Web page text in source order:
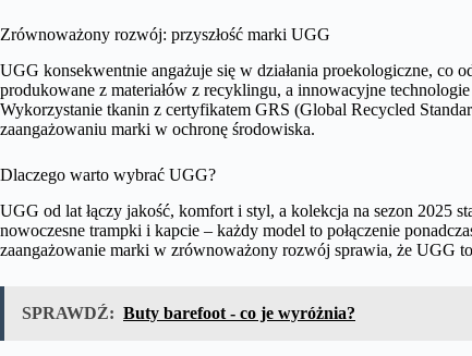
Zrównoważony rozwój: przyszłość marki UGG
UGG konsekwentnie angażuje się w działania proekologiczne, co
produkowane z materiałów z recyklingu, a innowacyjne
Wykorzystanie tkanin z certyfikatem GRS (Global Recycled
zaangażowaniu marki w ochronę środowiska.
Dlaczego warto wybrać UGG?
UGG od lat łączy jakość, komfort i styl, a kolekcja na sezon 2025
nowoczesne trampki i kapcie – każdy model to połączenie
zaangażowanie marki w zrównoważony rozwój sprawia, że UGG
SPRAWDŹ: Buty barefoot - co je wyróżnia?